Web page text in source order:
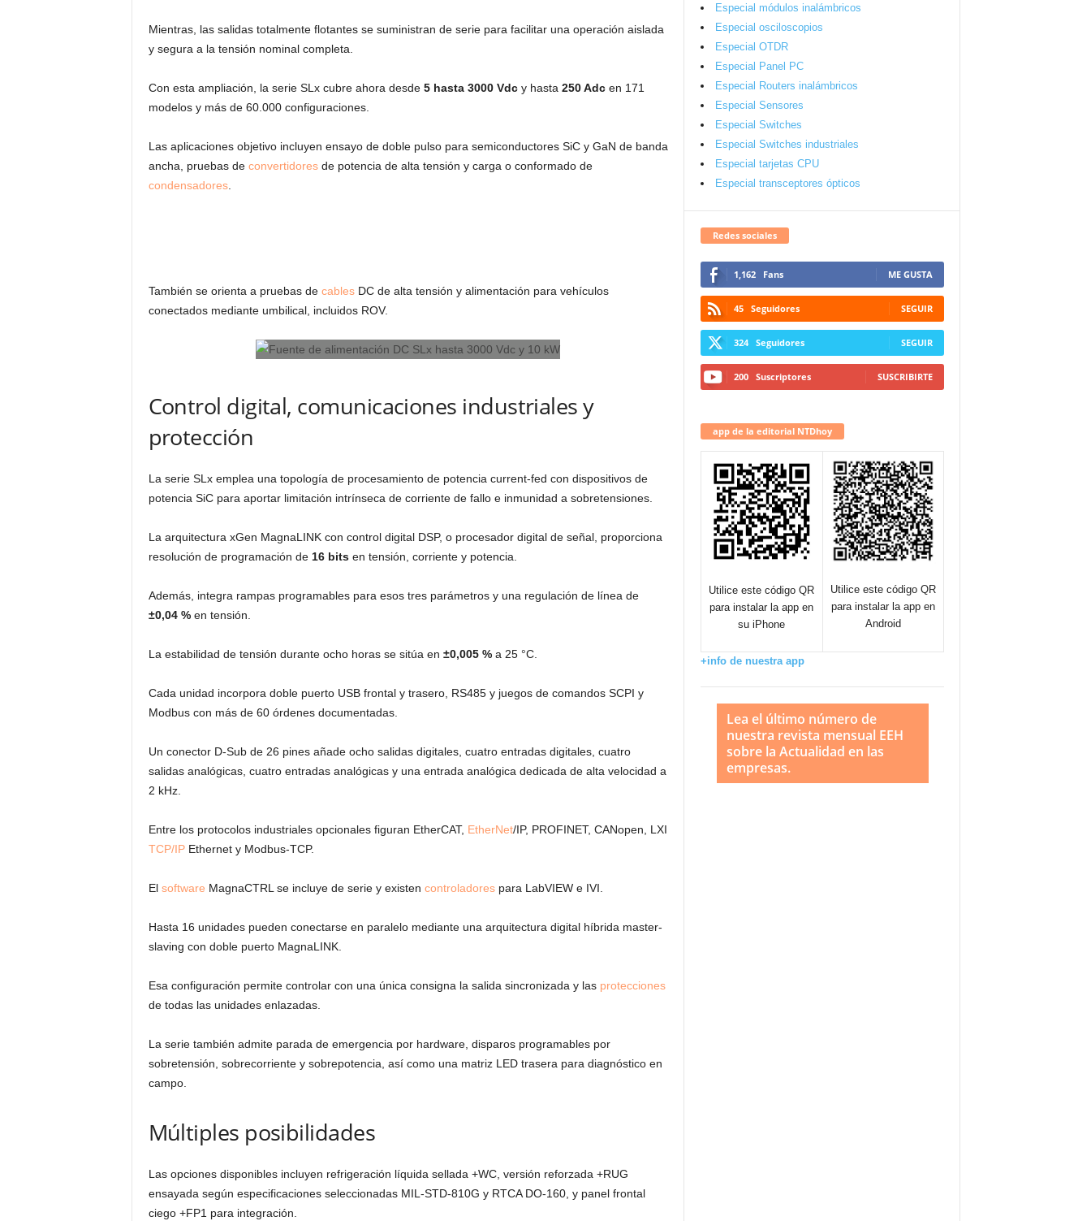
Mientras, las salidas totalmente flotantes se suministran de serie para facilitar una operación aislada
y segura a la tensión nominal completa.
Con esta ampliación, la serie SLx cubre ahora desde 5 hasta 3000 Vdcy hasta 250 Adcen 171
modelos y más de 60.000 configuraciones.
Las aplicaciones objetivo incluyen ensayo de doble pulso para semiconductores SiC y GaN de banda
ancha, pruebas de convertidoresde potencia de alta tensión y carga o conformado de
condensadores.
También se orienta a pruebas de cablesDC de alta tensión y alimentación para vehículos
conectados mediante umbilical, incluidos ROV.
Control digital, comunicaciones industriales y
protección
La serie SLx emplea una topología de procesamiento de potencia current-fed con dispositivos de
potencia SiC para aportar limitación intrínseca de corriente de fallo e inmunidad a sobretensiones.
La arquitectura xGen MagnaLINK con control digital DSP, o procesador digital de señal, proporciona
resolución de programación de 16 bitsen tensión, corriente y potencia.
Además, integra rampas programables para esos tres parámetros y una regulación de línea de
±0,04 %en tensión.
La estabilidad de tensión durante ocho horas se sitúa en ±0,005 %a 25 °C.
Cada unidad incorpora doble puerto USB frontal y trasero, RS485 y juegos de comandos SCPI y
Modbus con más de 60 órdenes documentadas.
Un conector D-Sub de 26 pines añade ocho salidas digitales, cuatro entradas digitales, cuatro
salidas analógicas, cuatro entradas analógicas y una entrada analógica dedicada de alta velocidad a
2 kHz.
Entre los protocolos industriales opcionales figuran EtherCAT, EtherNet/IP, PROFINET, CANopen, LXI
TCP/IPEthernet y Modbus-TCP.
El software MagnaCTRL se incluye de serie y existen controladorespara LabVIEW e IVI.
Hasta 16 unidades pueden conectarse en paralelo mediante una arquitectura digital híbrida master-
slaving con doble puerto MagnaLINK.
Esa configuración permite controlar con una única consigna la salida sincronizada y las protecciones
de todas las unidades enlazadas.
La serie también admite parada de emergencia por hardware, disparos programables por
sobretensión, sobrecorriente y sobrepotencia, así como una matriz LED trasera para diagnóstico en
campo.
Múltiples posibilidades
Las opciones disponibles incluyen refrigeración líquida sellada +WC, versión reforzada +RUG
ensayada según especificaciones seleccionadas MIL-STD-810G y RTCA DO-160, y panel frontal
ciego +FP1 para integración.
Especial módulos inalámbricos
Especial osciloscopios
Especial OTDR
Especial Panel PC
Especial Routers inalámbricos
Especial Sensores
Especial Switches
Especial Switches industriales
Especial tarjetas CPU
Especial transceptores ópticos
Redes sociales
1,162 Fans ME GUSTA
45 Seguidores SEGUIR
324 Seguidores SEGUIR
200 Suscriptores SUSCRIBIRTE
app de la editorial NTDhoy
Utilice este código QR
para instalar la app en
su iPhone
Utilice este código QR
para instalar la app en
Android
+info de nuestra app
Lea el último número de
nuestra revista mensual EEH
sobre la Actualidad en las
empresas.